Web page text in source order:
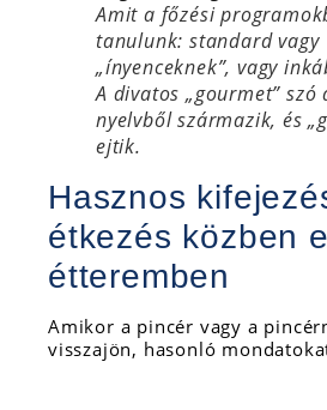
Amit a főzési
tanulunk: standard vagy
„ínyenceknek”, vagy
A divatos „gourmet” szó
nyelvből származik, és
ejtik.
Hasznos
étkezés közben
étteremben
Amikor a pincér vagy a
visszajön, hasonló